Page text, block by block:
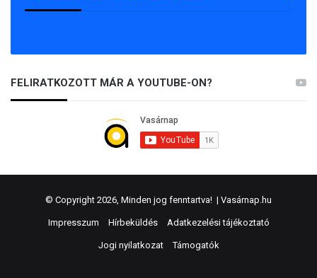
FELIRATKOZOTT MÁR A YOUTUBE-ON?
© Copyright 2026, Minden jog fenntartva! | Vasárnap.hu
Impresszum Hírbeküldés Adatkezelési tájékoztató
Jogi nyilatkozat Támogatók